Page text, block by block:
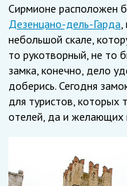
Сирмионе расположен
Дезенцано-дель-Гарда
небольшой скале,
то рукотворный, не то
замка, конечно, дело
доберись. Сегодня
для туристов, которых
отелей, да и желающих